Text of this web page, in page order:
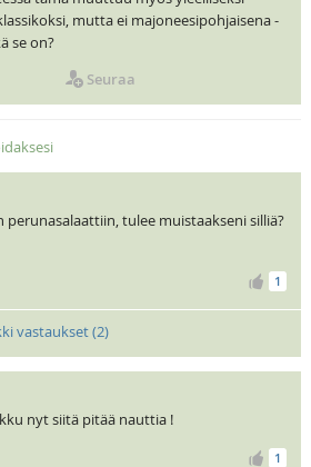
mutta ei majoneesipohjaisena -
se on?
Seuraa
perunasalaattiin, tulee muistaakseni silliä?
1
vastaukset (2)
nyt siitä pitää nauttia !
1